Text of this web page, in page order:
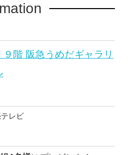
階 阪急うめだギャラリ
レビ